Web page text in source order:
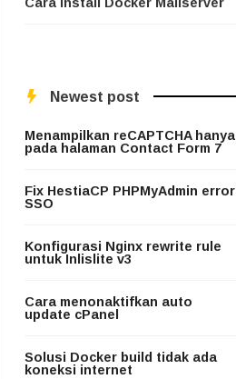
Cara install Docker Mailserver
Newest post
Menampilkan reCAPTCHA hanya
pada halaman Contact Form 7
Fix HestiaCP PHPMyAdmin error
SSO
Konfigurasi Nginx rewrite rule
untuk Inlislite v3
Cara menonaktifkan auto
update cPanel
Solusi Docker build tidak ada
koneksi internet